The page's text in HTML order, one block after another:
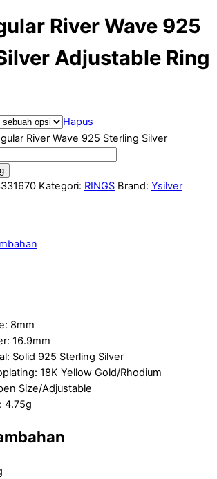
River Wave 925
Adjustable Ring
Hapus
River Wave 925 Sterling Silver
Kategori: RINGS Brand: Ysilver
8mm
16.9mm
Solid 925 Sterling Silver
18K Yellow Gold/Rhodium
Size/Adjustable
4.75g